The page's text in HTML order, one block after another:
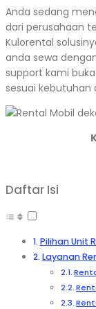
Anda sedang
dari perusahaan
Kulorental
anda sewa
support kami
sesuai kebutuhan
Daftar Isi
Pilihan Unit
Layanan